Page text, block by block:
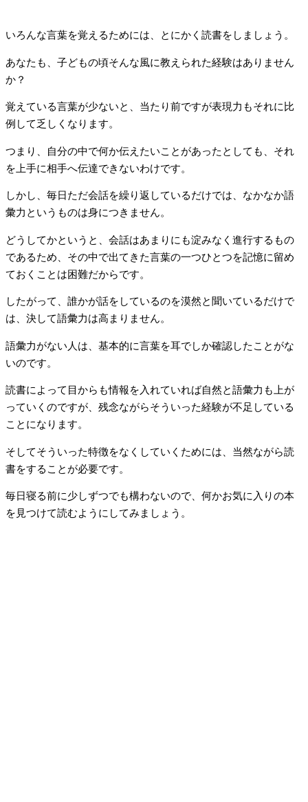
いろんな言葉を覚えるためには、とにかく読書をしましょう。
あなたも、子どもの頃そんな風に教えられた経験はありません
か？
覚えている言葉が少ないと、当たり前ですが表現力もそれに比
例して乏しくなります。
つまり、自分の中で何か伝えたいことがあったとしても、それ
を上手に相手へ伝達できないわけです。
しかし、毎日ただ会話を繰り返しているだけでは、なかなか語
彙力というものは身につきません。
どうしてかというと、会話はあまりにも淀みなく進行するもの
であるため、その中で出てきた言葉の一つひとつを記憶に留め
ておくことは困難だからです。
したがって、誰かが話をしているのを漠然と聞いているだけで
は、決して語彙力は高まりません。
語彙力がない人は、基本的に言葉を耳でしか確認したことがな
いのです。
読書によって目からも情報を入れていれば自然と語彙力も上が
っていくのですが、残念ながらそういった経験が不足している
ことになります。
そしてそういった特徴をなくしていくためには、当然ながら読
書をすることが必要です。
毎日寝る前に少しずつでも構わないので、何かお気に入りの本
を見つけて読むようにしてみましょう。